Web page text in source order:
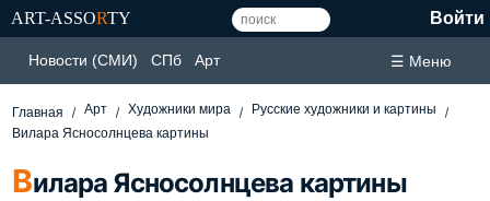
ART-ASSORTY Войти
Новости (СМИ) СПб Арт ☰ Меню
Главная Арт Художники мира
Русские художники и картины
Вилара Ясносолнцева картины
Вилара Ясносолнцева картины